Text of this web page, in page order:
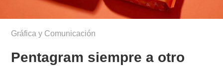
Gráfica y Comunicación
Pentagram siempre a otro